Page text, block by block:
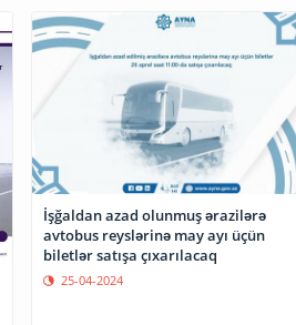
İşğaldan azad olunmuş ərazilərə
avtobus reyslərinə may ayı üçün
biletlər satışa çıxarılacaq
25-04-2024